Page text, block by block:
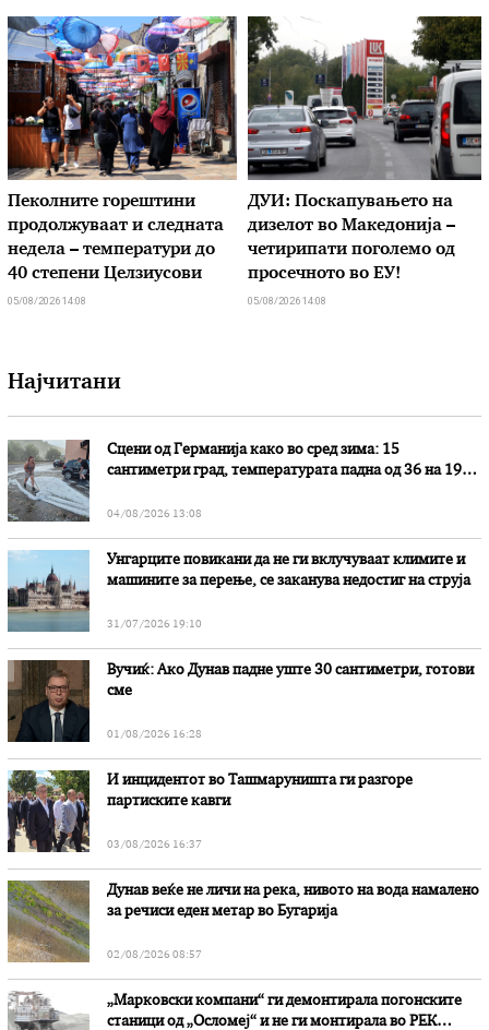
Пеколните горештини
продолжуваат и следната
недела – температури до
40 степени Целзиусови
05/08/2026 14:08
ДУИ: Поскапувањето на
дизелот во Македонија –
четирипати поголемо од
просечното во ЕУ!
05/08/2026 14:08
Најчитани
Сцени од Германија како во сред зима: 15
сантиметри град, температурата падна од 36 на 19
04/08/2026 13:08
Унгарците повикани да не ги вклучуваат климите и
машините за перење, се заканува недостиг на струја
31/07/2026 19:10
Вучиќ: Ако Дунав падне уште 30 сантиметри, готови
сме
01/08/2026 16:28
И инцидентот во Ташмаруништa ги разгоре
партиските кавги
03/08/2026 16:37
Дунав веќе не личи на река, нивото на вода намалено
за речиси еден метар во Бугарија
02/08/2026 08:57
„Марковски компани“ ги демонтирала погонските
станици од „Осломеј“ и не ги монтирала во РЕК